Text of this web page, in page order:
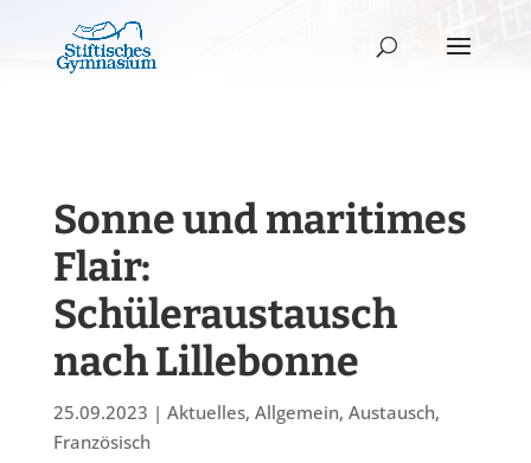
Sonne und maritimes
Flair:
Schüleraustausch
nach Lillebonne
25.09.2023 | Aktuelles, Allgemein, Austausch,
Französisch